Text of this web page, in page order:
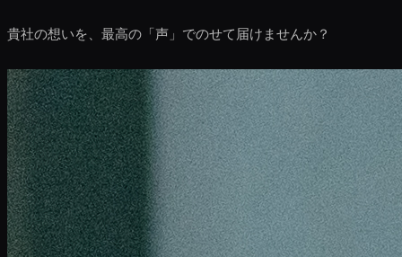
貴社の想いを、最高の「声」でのせて届けませんか？